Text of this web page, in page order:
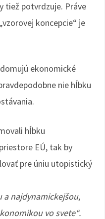
tiež potvrdzuje. Práve
koncepcie“ je
ekonomické
nie hĺbku
hĺbku
EÚ, tak by
pre úniu utopistický
najdynamickejšou,
vo svete“.